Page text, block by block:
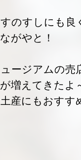
すのすしにも良
がやと！
ュージアムの売
増えてきたよ
産にもおすす